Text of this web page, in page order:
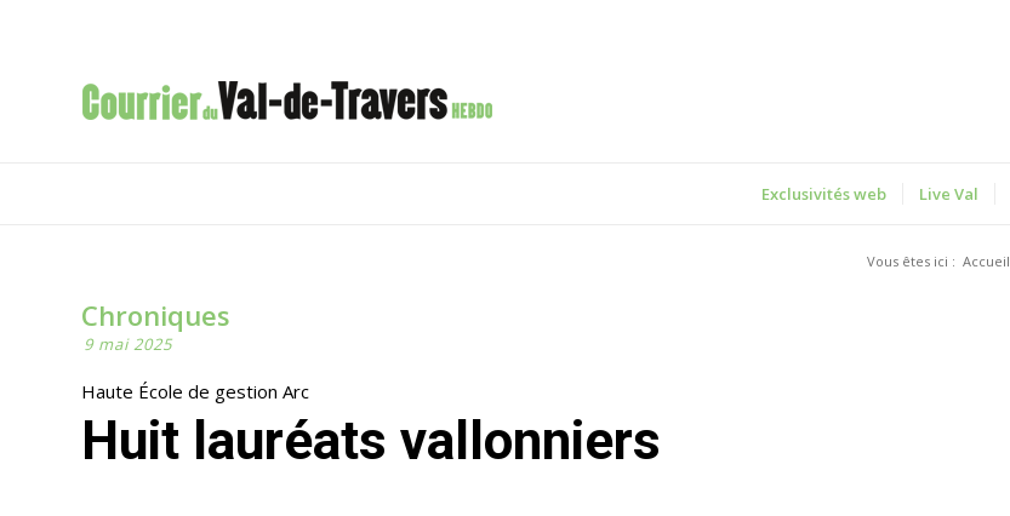
Exclusivités web Live Val
Vous êtes ici : Accueil
Chroniques
9 mai 2025
Haute École de gestion Arc
Huit lauréats vallonniers